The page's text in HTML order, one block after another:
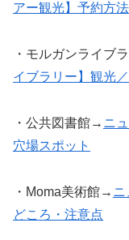
アー観光】予約方
・モルガンライブ
イブラリー】観光
・公共図書館→ ニ
穴場スポット
・Moma美術館→ ニ
どころ・注意点